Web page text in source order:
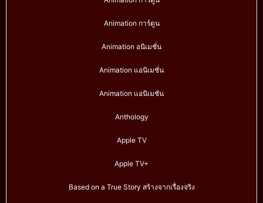
Animation การ์ตูน
Animation อนิเมชั่น
Animation แอนิเมชั่น
Animation แอนิเมชัน
Anthology
Apple TV
Apple TV+
Based on a True Story สร้างจากเรื่องจริง